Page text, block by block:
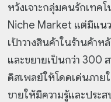
หวังเจาะกลุ่มคนรักเทค
Niche Market แต่มีแน
เป้าวางสินค้าในร้านค้า
และขยายเป็นกว่า 300
ดิสเพลย์ให้โดดเด่นภา
ขายให้มีความรู้และประ